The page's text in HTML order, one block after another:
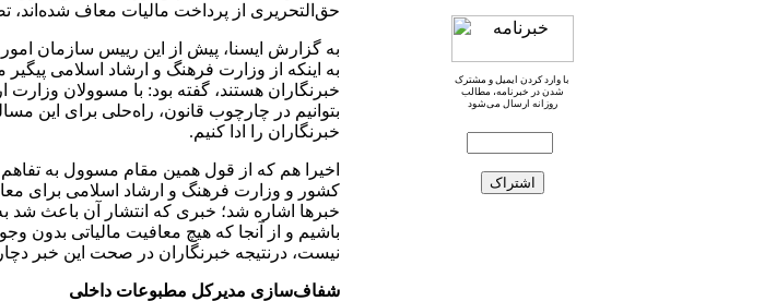
حق‌التحریری از پرداخت مالیات معاف شده‌اند،
به گزارش ایسنا، پیش از این رییس سازمان امور
به اینکه از وزارت فرهنگ و ارشاد اسلامی
خبرنگاران هستند، گفته بود: با مسوولان وزارت
بتوانیم در چارچوب قانون، راه‌حلی برای این
خبرنگاران را ادا کنیم.
اخیرا هم که از قول همین مقام مسوول به تفاهم
کشور و وزارت فرهنگ و ارشاد اسلامی برای
خبرها اشاره شد؛ خبری که انتشار آن باعث شد به
باشیم و از آنجا که هیچ معافیت مالیاتی بدون
نیست، درنتیجه خبرنگاران در صحت این خبر
شفاف‌سازی مدیرکل مطبوعات داخلی
با وارد کردن ایمیل و مشترک
شدن در خبرنامه، مطالب
روزانه ارسال می‌شود